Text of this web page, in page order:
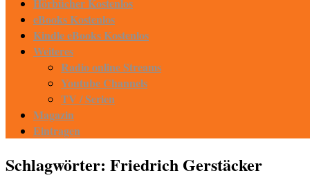
eBooks Kostenlos
Kindle eBooks Kostenlos
Weiteres
Radio online Streams
Youtube Channels
TV / Serien
Magazin
Eintragen
Schlagwörter: Friedrich Gerstäcker